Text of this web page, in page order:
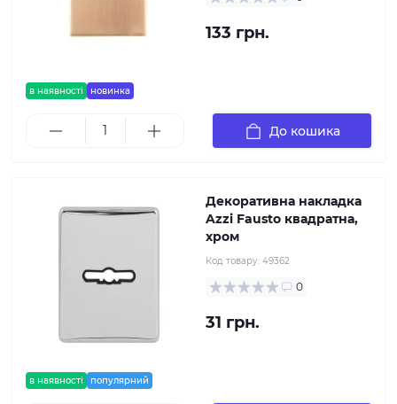
в наявності новинка
133 грн.
До кошика
в наявності популярний
Декоративна накладка
Azzi Fausto квадратна,
хром
Код товару: 49362
0
31 грн.